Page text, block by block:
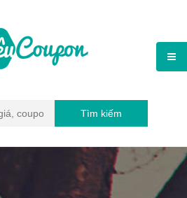
Tìm kiếm